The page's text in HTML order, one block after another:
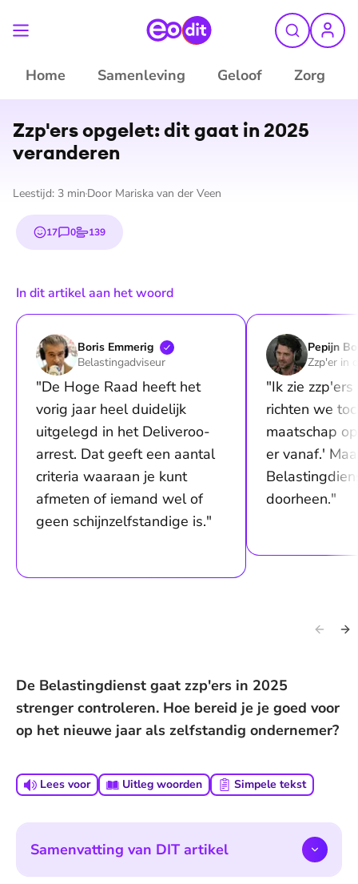
Home Samenleving Geloof Zorg
©
Zzp'ers opgelet: dit gaat in 2025
veranderen
Leestijd: 3 min Door Mariska van der Veen
17
emojis0
reacties
139
stemmen
In dit artikel aan het woord
Boris Emmerig
Belastingadviseur
"De Hoge Raad heeft het
vorig jaar heel duidelijk
uitgelegd in het Deliveroo-
arrest. Dat geeft een aantal
criteria waaraan je kunt
afmeten of iemand wel of
geen schijnzelfstandige is."
Pepijn
Zzp'er in
"Ik zie
richten we
maatschap
er vanaf.'
doorheen."
De Belastingdienst gaat zzp'ers in 2025
strenger controleren. Hoe bereid je je goed voor
op het nieuwe jaar als zelfstandig ondernemer?
Lees voor Uitleg woorden Simpele tekst
Samenvatting van DIT artikel